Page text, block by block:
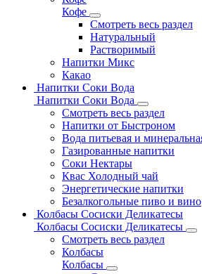
Кофе
Смотреть весь раздел
Натуральный
Растворимый
Напитки Микс
Какао
Напитки Соки Вода
Напитки Соки Вода
Смотреть весь раздел
Напитки от Быстроном
Вода питьевая и
Газированные напитки
Соки Нектары
Квас Холодный чай
Энергетические напитки
Безалкогольные пиво и вино
Колбасы Сосиски Деликатесы
Колбасы Сосиски Деликатесы
Смотреть весь раздел
Колбасы
Колбасы